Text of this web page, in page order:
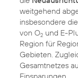
weitgehend
insbesondere
von O2 und E-
Region für
Gebieten.
Gesamtnetzes
Einsparungen.